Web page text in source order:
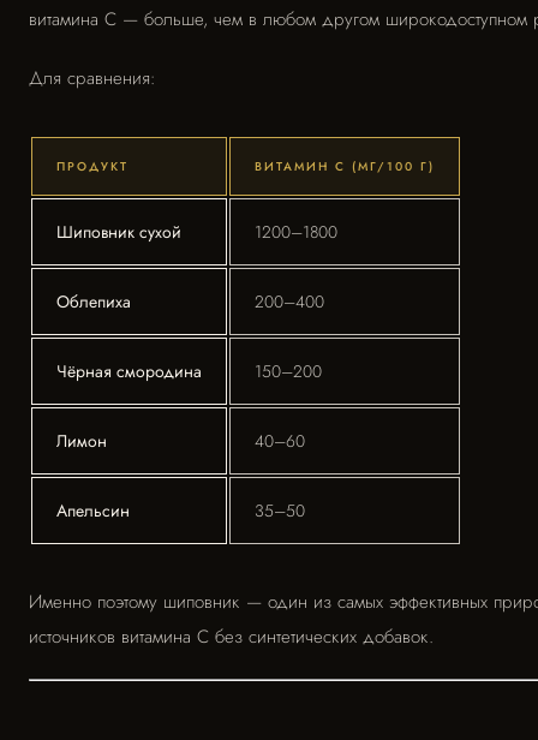
витамина С — больше, чем в любом другом широкодоступном
Для сравнения:
ПРОДУКТ ВИТАМИН С (МГ/100 Г)
Шиповник сухой 1200–1800
Облепиха 200–400
Чёрная смородина 150–200
Лимон 40–60
Апельсин 35–50
Именно поэтому шиповник — один из самых эффективных
источников витамина С без синтетических добавок.